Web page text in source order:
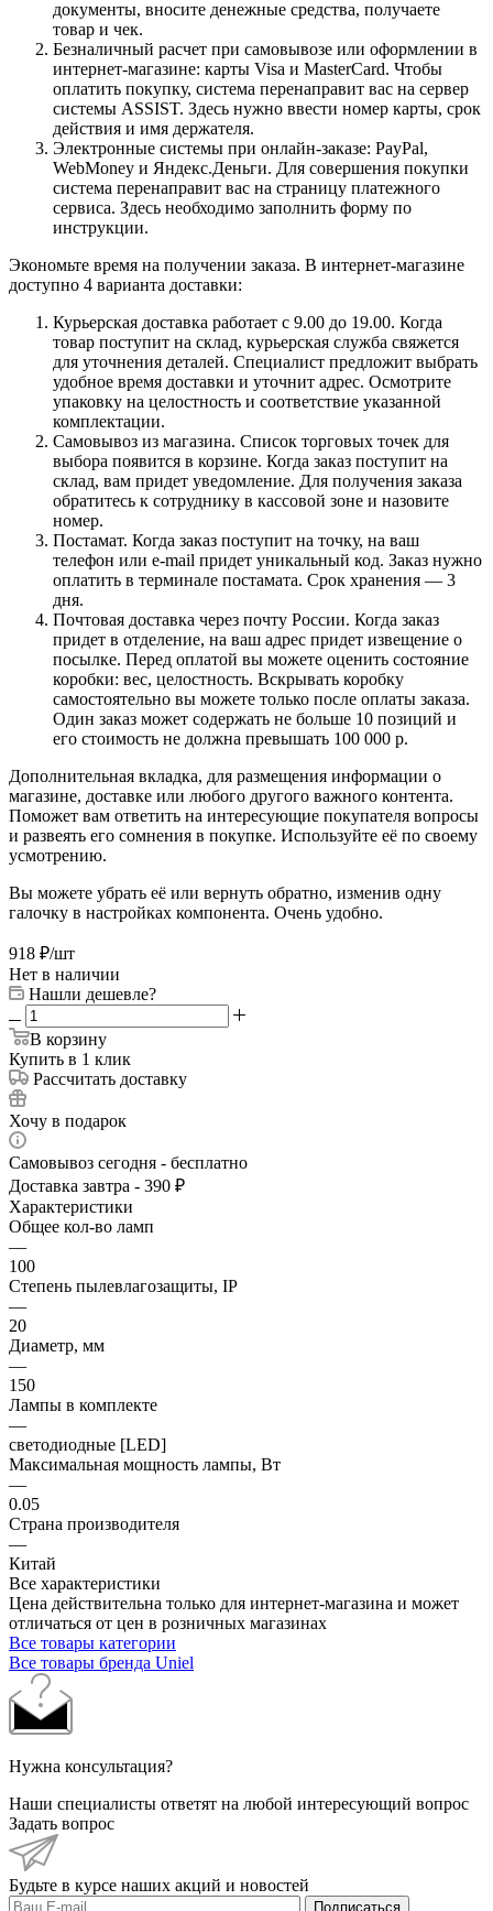
документы, вносите денежные средства, получаете
товар и чек.
Безналичный расчет при самовывозе или оформлении в
интернет-магазине: карты Visa и MasterCard. Чтобы
оплатить покупку, система перенаправит вас на сервер
системы ASSIST. Здесь нужно ввести номер карты, срок
действия и имя держателя.
Электронные системы при онлайн-заказе: PayPal,
WebMoney и Яндекс.Деньги. Для совершения покупки
система перенаправит вас на страницу платежного
сервиса. Здесь необходимо заполнить форму по
инструкции.
Экономьте время на получении заказа. В интернет-магазине
доступно 4 варианта доставки:
Курьерская доставка работает с 9.00 до 19.00. Когда
товар поступит на склад, курьерская служба свяжется
для уточнения деталей. Специалист предложит выбрать
удобное время доставки и уточнит адрес. Осмотрите
упаковку на целостность и соответствие указанной
комплектации.
Самовывоз из магазина. Список торговых точек для
выбора появится в корзине. Когда заказ поступит на
склад, вам придет уведомление. Для получения заказа
обратитесь к сотруднику в кассовой зоне и назовите
номер.
Постамат. Когда заказ поступит на точку, на ваш
телефон или e-mail придет уникальный код. Заказ нужно
оплатить в терминале постамата. Срок хранения — 3
дня.
Почтовая доставка через почту России. Когда заказ
придет в отделение, на ваш адрес придет извещение о
посылке. Перед оплатой вы можете оценить состояние
коробки: вес, целостность. Вскрывать коробку
самостоятельно вы можете только после оплаты заказа.
Один заказ может содержать не больше 10 позиций и
его стоимость не должна превышать 100 000 р.
Дополнительная вкладка, для размещения информации о
магазине, доставке или любого другого важного контента.
Поможет вам ответить на интересующие покупателя вопросы
и развеять его сомнения в покупке. Используйте её по своему
усмотрению.
Вы можете убрать её или вернуть обратно, изменив одну
галочку в настройках компонента. Очень удобно.
918 ₽/шт
Нет в наличии
Нашли дешевле?
В корзину
Купить в 1 клик
Рассчитать доставку
Хочу в подарок
Самовывоз сегодня - бесплатно
Доставка завтра - 390 ₽
Характеристики
Общее кол-во ламп
—
100
Степень пылевлагозащиты, IP
—
20
Диаметр, мм
—
150
Лампы в комплекте
—
светодиодные [LED]
Максимальная мощность лампы, Вт
—
0.05
Страна производителя
—
Китай
Все характеристики
Цена действительна только для интернет-магазина и может
отличаться от цен в розничных магазинах
Все товары категории
Все товары бренда Uniel
Нужна консультация?
Наши специалисты ответят на любой интересующий вопрос
Задать вопрос
Будьте в курсе наших акций и новостей
Подписаться